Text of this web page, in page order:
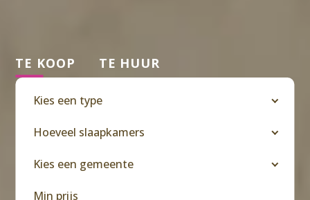
TE KOOP TE HUUR
Kies een type
Hoeveel slaapkamers
Kies een gemeente